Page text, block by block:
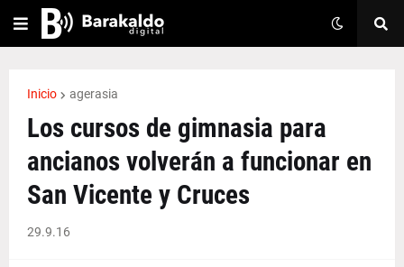
Inicio agerasia
Los cursos de gimnasia para
ancianos volverán a funcionar en
San Vicente y Cruces
29.9.16